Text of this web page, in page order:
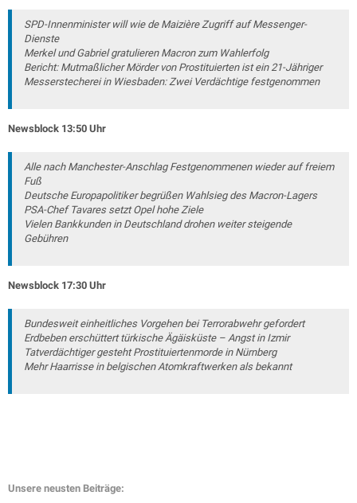
SPD-Innenminister will wie de Maizière Zugriff auf Messenger-
Dienste
Merkel und Gabriel gratulieren Macron zum Wahlerfolg
Bericht: Mutmaßlicher Mörder von Prostituierten ist ein 21-Jähriger
Messerstecherei in Wiesbaden: Zwei Verdächtige festgenommen
Newsblock 13:50 Uhr
Alle nach Manchester-Anschlag Festgenommenen wieder auf freiem
Fuß
Deutsche Europapolitiker begrüßen Wahlsieg des Macron-Lagers
PSA-Chef Tavares setzt Opel hohe Ziele
Vielen Bankkunden in Deutschland drohen weiter steigende
Gebühren
Newsblock 17:30 Uhr
Bundesweit einheitliches Vorgehen bei Terrorabwehr gefordert
Erdbeben erschüttert türkische Ägäisküste – Angst in Izmir
Tatverdächtiger gesteht Prostituiertenmorde in Nürnberg
Mehr Haarrisse in belgischen Atomkraftwerken als bekannt
Unsere neusten Beiträge: